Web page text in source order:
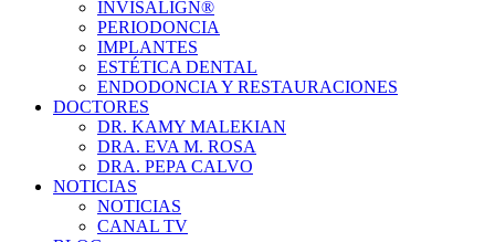
INVISALIGN®
PERIODONCIA
IMPLANTES
ESTÉTICA DENTAL
ENDODONCIA Y RESTAURACIONES
DOCTORES
DR. KAMY MALEKIAN
DRA. EVA M. ROSA
DRA. PEPA CALVO
NOTICIAS
NOTICIAS
CANAL TV